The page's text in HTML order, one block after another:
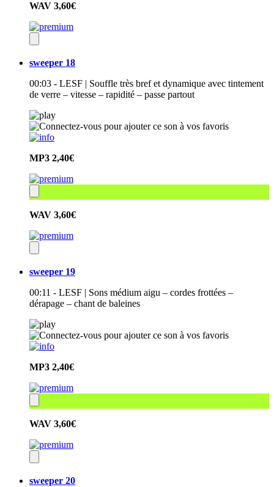
WAV 3,60€
sweeper 18
00:03 - LESF | Souffle très bref et dynamique avec tintement
de verre – vitesse – rapidité – passe partout
MP3 2,40€
WAV 3,60€
sweeper 19
00:11 - LESF | Sons médium aigu – cordes frottées –
dérapage – chant de baleines
MP3 2,40€
WAV 3,60€
sweeper 20